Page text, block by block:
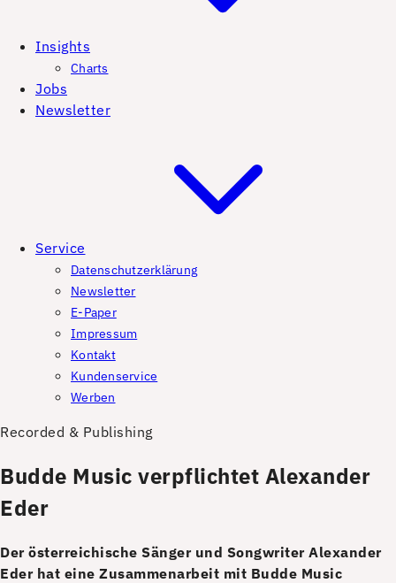
Insights
Charts
Jobs
Newsletter
Service
Datenschutzerklärung
Newsletter
E-Paper
Impressum
Kontakt
Kundenservice
Werben
Recorded & Publishing
Budde Music verpflichtet Alexander
Eder
Der österreichische Sänger und Songwriter Alexander
Eder hat eine Zusammenarbeit mit Budde Music